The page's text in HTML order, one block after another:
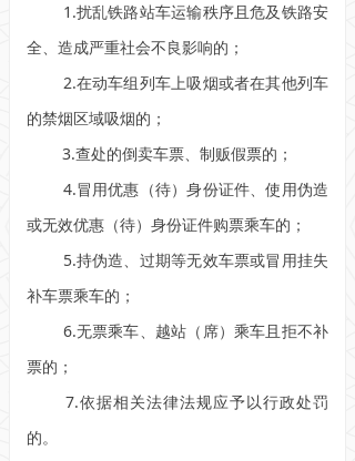
1.扰乱铁路站车运输秩序且危及铁路安
全、造成严重社会不良影响的；
2.在动车组列车上吸烟或者在其他列车
的禁烟区域吸烟的；
3.查处的倒卖车票、制贩假票的；
4.冒用优惠（待）身份证件、使用伪造
或无效优惠（待）身份证件购票乘车的；
5.持伪造、过期等无效车票或冒用挂失
补车票乘车的；
6.无票乘车、越站（席）乘车且拒不补
票的；
7.依据相关法律法规应予以行政处罚
的。